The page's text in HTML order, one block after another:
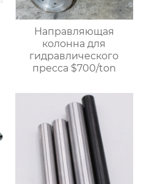
Направляющая
колонна для
гидравлического
пресса $700/ton